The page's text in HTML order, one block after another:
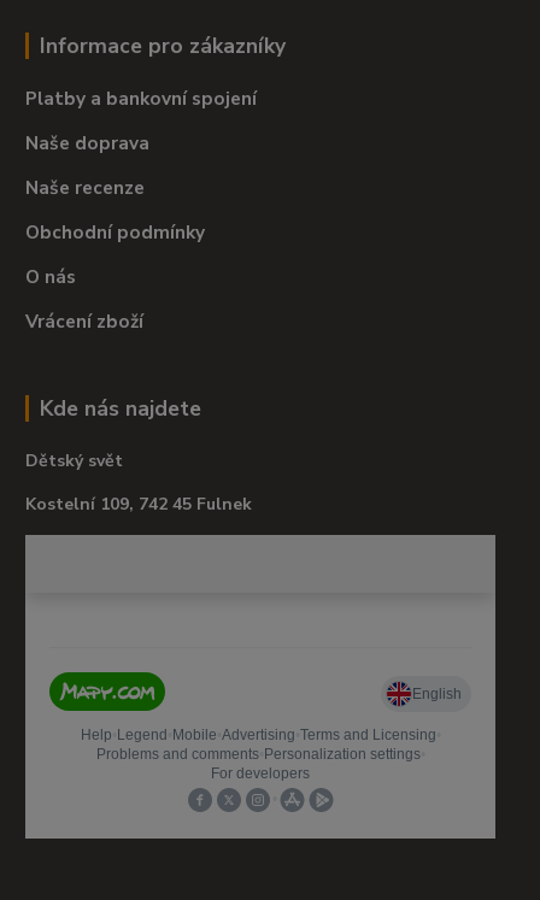
Informace pro zákazníky
Platby a bankovní spojení
Naše doprava
Naše recenze
Obchodní podmínky
O nás
Vrácení zboží
Kde nás najdete
Dětský svět
Kostelní 109, 742 45 Fulnek